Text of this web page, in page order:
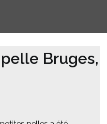
Bruges,